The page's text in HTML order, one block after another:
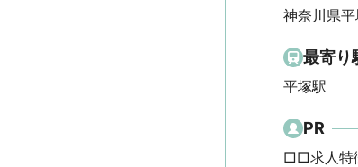
神奈川県
最寄り
平塚駅
PR
□□求人